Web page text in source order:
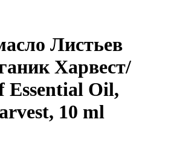
Листьев
Харвест/
Essential Oil,
10 ml